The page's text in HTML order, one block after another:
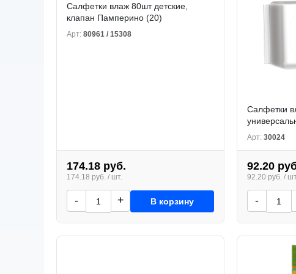
Салфетки влаж 80шт детские,
клапан Памперино (20)
Арт: 80961 / 15308
174.18 руб.
174.18 руб. / шт.
- + В корзину
Салфетки
Арт: 30024
92.20
92.20 руб. /
-